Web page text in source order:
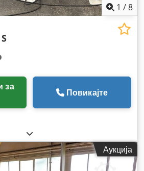
1 /8
Повикајте
Аукција